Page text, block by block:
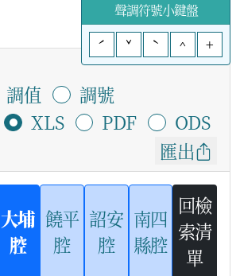
聲調符號小鍵盤
ˊ
ˇ ˋ ^ +
調值
調號
XLS
PDF
ODS
匯出
大埔
腔
饒平
腔
詔安
腔
南四
縣腔
回檢
索清
單